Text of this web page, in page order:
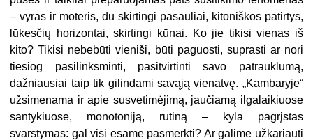
– vyras ir moteris, du skirtingi pasauliai, kitoniškos patirtys,
lūkesčių horizontai, skirtingi kūnai. Ko jie tikisi vienas iš
kito? Tikisi nebebūti vieniši, būti paguosti, suprasti ar nori
tiesiog pasilinksminti, pasitvirtinti savo patrauklumą,
dažniausiai taip tik gilindami savąją vienatvę. „Kambaryje“
užsimenama ir apie susvetimėjimą, jaučiamą ilgalaikiuose
santykiuose, monotoniją, rutiną – kyla pagrįstas
svarstymas: gal visi esame pasmerkti? Ar galime užkariauti